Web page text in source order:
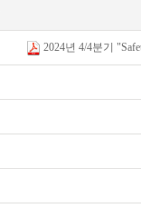
2024년 4/4분기